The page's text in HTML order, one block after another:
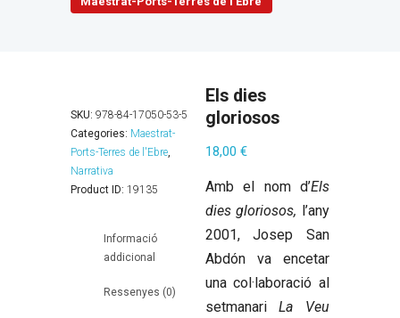
SKU: 978-84-17050-53-5
Categories: Maestrat-
Ports-Terres de l'Ebre,
Narrativa
Product ID: 19135
Informació
addicional
Ressenyes (0)
Els dies
gloriosos
18,00 €
Amb el nom d’Els
dies gloriosos, l’any
2001, Josep San
Abdón va encetar
una col·laboració al
setmanariLa Veu